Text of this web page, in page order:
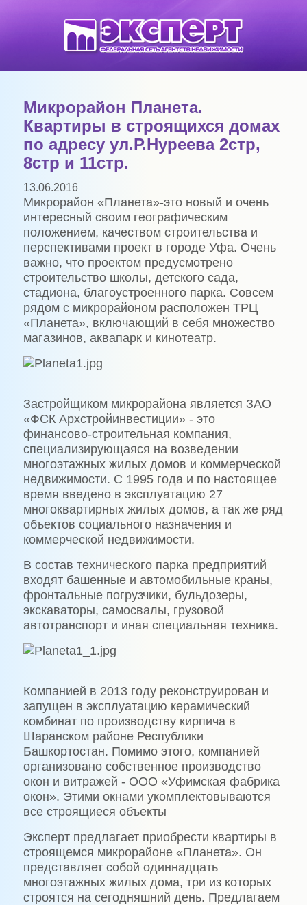
Микрорайон Планета.
Квартиры в строящихся домах
по адресу ул.Р.Нуреева 2стр,
8стр и 11стр.
13.06.2016
Микрорайон «Планета»-это новый и очень
интересный своим географическим
положением, качеством строительства и
перспективами проект в городе Уфа. Очень
важно, что проектом предусмотрено
строительство школы, детского сада,
стадиона, благоустроенного парка. Совсем
рядом с микрорайоном расположен ТРЦ
«Планета», включающий в себя множество
магазинов, аквапарк и кинотеатр.
Застройщиком микрорайона является ЗАО
«ФСК Архстройинвестиции» - это
финансово-строительная компания,
специализирующаяся на возведении
многоэтажных жилых домов и коммерческой
недвижимости. С 1995 года и по настоящее
время введено в эксплуатацию 27
многоквартирных жилых домов, а так же ряд
объектов социального назначения и
коммерческой недвижимости.
В состав технического парка предприятий
входят башенные и автомобильные краны,
фронтальные погрузчики, бульдозеры,
экскаваторы, самосвалы, грузовой
автотранспорт и иная специальная техника.
Компанией в 2013 году реконструирован и
запущен в эксплуатацию керамический
комбинат по производству кирпича в
Шаранском районе Республики
Башкортостан. Помимо этого, компанией
организовано собственное производство
окон и витражей - ООО «Уфимская фабрика
окон». Этими окнами укомплектовываются
все строящиеся объекты
Эксперт предлагает приобрести квартиры в
строящемся микрорайоне «Планета». Он
представляет собой одиннадцать
многоэтажных жилых дома, три из которых
строятся на сегодняшний день. Предлагаем